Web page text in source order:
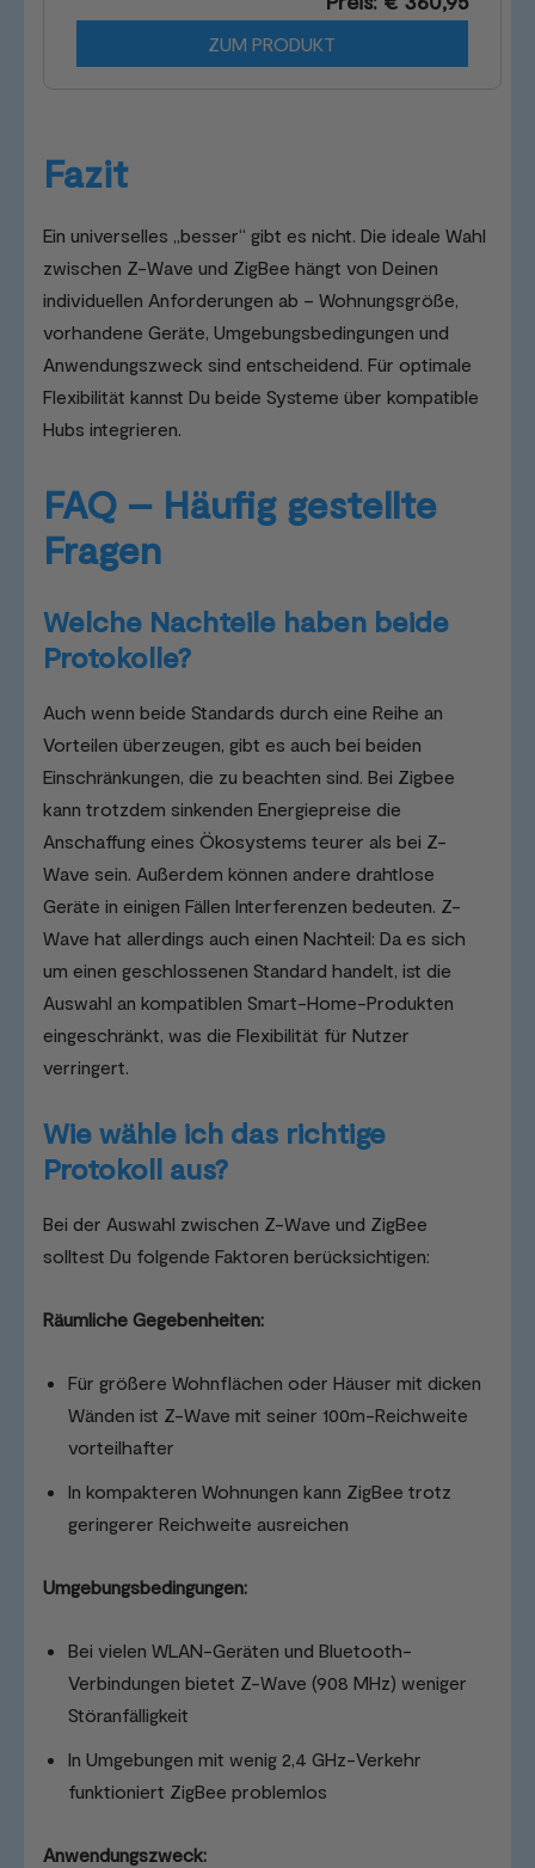
ZUM PRODUKT
Fazit
Ein universelles „besser“ gibt es nicht. Die ideale Wahl
zwischen Z-Wave und ZigBee hängt von Deinen
individuellen Anforderungen ab – Wohnungsgröße,
vorhandene Geräte, Umgebungsbedingungen und
Anwendungszweck sind entscheidend. Für optimale
Flexibilität kannst Du beide Systeme über kompatible
Hubs integrieren.
FAQ – Häufig gestellte
Fragen
Welche Nachteile haben beide
Protokolle?
Auch wenn beide Standards durch eine Reihe an
Vorteilen überzeugen, gibt es auch bei beiden
Einschränkungen, die zu beachten sind. Bei Zigbee
kann trotzdem sinkenden Energiepreise die
Anschaffung eines Ökosystems teurer als bei Z-
Wave sein. Außerdem können andere drahtlose
Geräte in einigen Fällen Interferenzen bedeuten. Z-
Wave hat allerdings auch einen Nachteil: Da es sich
um einen geschlossenen Standard handelt, ist die
Auswahl an kompatiblen Smart-Home-Produkten
eingeschränkt, was die Flexibilität für Nutzer
verringert.
Wie wähle ich das richtige
Protokoll aus?
Bei der Auswahl zwischen Z-Wave und ZigBee
solltest Du folgende Faktoren berücksichtigen:
Räumliche Gegebenheiten:
Für größere Wohnflächen oder Häuser mit dicken
Wänden ist Z-Wave mit seiner 100m-Reichweite
vorteilhafter
In kompakteren Wohnungen kann ZigBee trotz
geringerer Reichweite ausreichen
Umgebungsbedingungen:
Bei vielen WLAN-Geräten und Bluetooth-
Verbindungen bietet Z-Wave (908 MHz) weniger
Störanfälligkeit
In Umgebungen mit wenig 2,4 GHz-Verkehr
funktioniert ZigBee problemlos
Anwendungszweck: